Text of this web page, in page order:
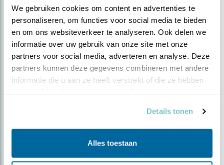
We gebruiken cookies om content en advertenties te
personaliseren, om functies voor social media te bieden
en om ons websiteverkeer te analyseren. Ook delen we
informatie over uw gebruik van onze site met onze
partners voor social media, adverteren en analyse. Deze
partners kunnen deze gegevens combineren met andere
informatie die u aan ze heeft verstrekt of die ze hebben
Details tonen
Alles toestaan
Verfomfaaide vogel? Het is de rui.